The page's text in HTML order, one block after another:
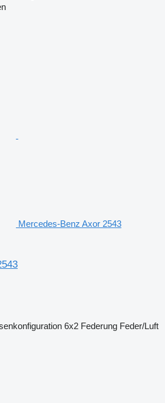
Mercedes-Benz Axor 2543
6x2 Federung Feder/Luft